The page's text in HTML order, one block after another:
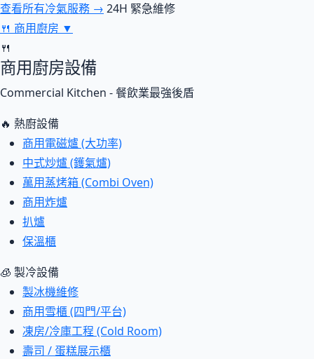
查看所有冷氣服務 → 24H 緊急維修
🍴 商用廚房 ▼
🍴
商用廚房設備
Commercial Kitchen - 餐飲業最強後盾
🔥 熱廚設備
商用電磁爐 (大功率)
中式炒爐 (鑊氣爐)
萬用蒸烤箱 (Combi Oven)
商用炸爐
扒爐
保溫櫃
🧊 製冷設備
製冰機維修
商用雪櫃 (四門/平台)
凍房/冷庫工程 (Cold Room)
壽司 / 蛋糕展示櫃